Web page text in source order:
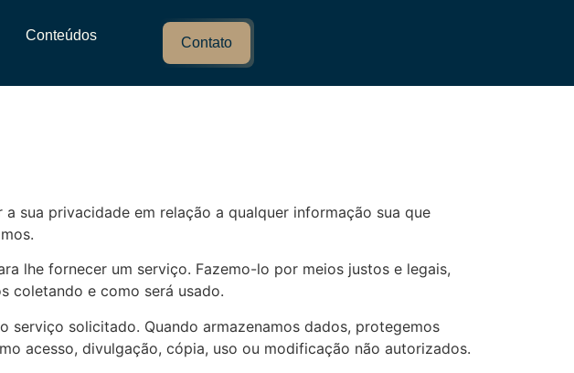
Conteúdos Contato
sua privacidade em relação a qualquer informação sua que
lhe fornecer um serviço. Fazemo-lo por meios justos e legais,
coletando e como será usado.
solicitado. Quando armazenamos dados, protegemos
acesso, divulgação, cópia, uso ou modificação não autorizados.